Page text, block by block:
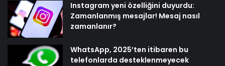
Instagram yeni özelliğini duyurdu:
Zamanlanmış mesajlar! Mesaj nasıl
zamanlanır?
WhatsApp, 2025’ten itibaren bu
telefonlarda desteklenmeyecek